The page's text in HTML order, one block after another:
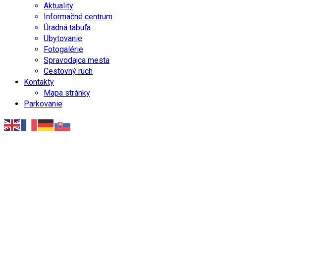
Aktuality
Informačné centrum
Úradná tabuľa
Ubytovanie
Fotogalérie
Spravodajca mesta
Cestovný ruch
Kontakty
Mapa stránky
Parkovanie